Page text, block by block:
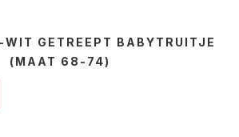
GETREEPT BABYTRUITJE
(MAAT 68-74)